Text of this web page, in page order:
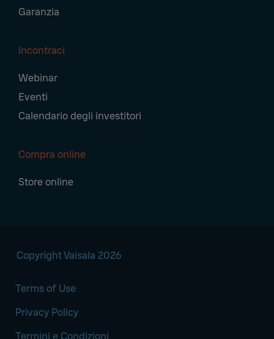
Garanzia
Incontraci
Webinar
Eventi
Calendario degli investitori
Compra online
Store online
Copyright Vaisala 2026
Terms of Use
Privacy Policy
Termini e Condizioni